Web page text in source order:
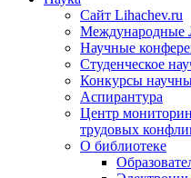
Сайт Lihachev.ru
Международные
Научные
Студенческое
Конкурсы
Аспирантура
Центр
трудовых
О библиотеке